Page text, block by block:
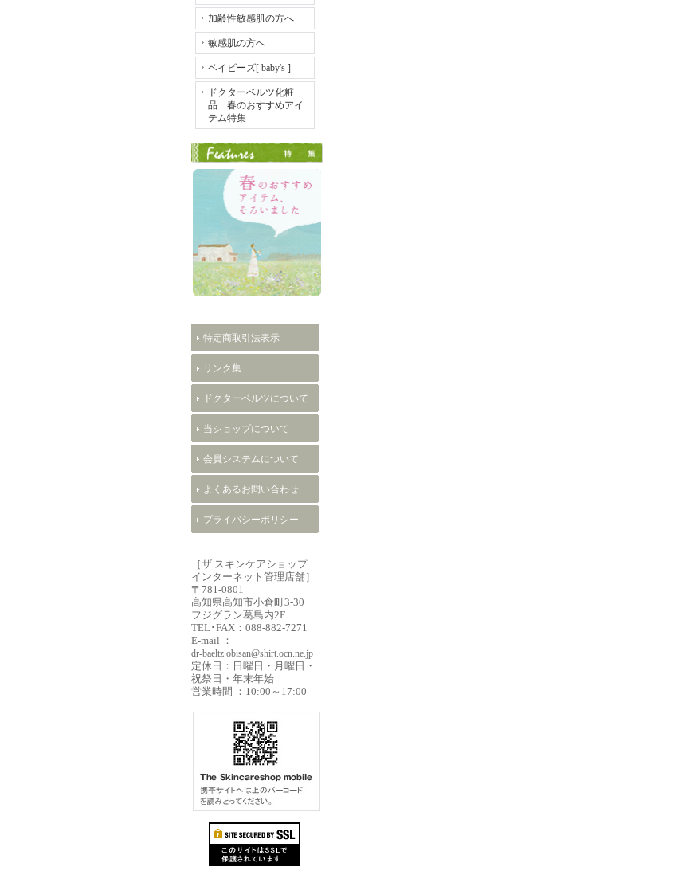
加齢性敏感肌の方へ
敏感肌の方へ
ベイビーズ[ baby's ]
ドクターベルツ化粧
品 春のおすすめアイ
テム特集
特定商取引法表示
リンク集
ドクターベルツについて
当ショップについて
会員システムについて
よくあるお問い合わせ
プライバシーポリシー
［ザ スキンケアショップ
インターネット管理店舗］
〒781-0801
高知県高知市小倉町3-30
フジグラン葛島内2F
TEL･FAX：088-882-7271
E-mail ：
dr-baeltz.obisan@shirt.ocn.ne.jp
定休日：日曜日・月曜日・
祝祭日・年末年始
営業時間 ：10:00～17:00